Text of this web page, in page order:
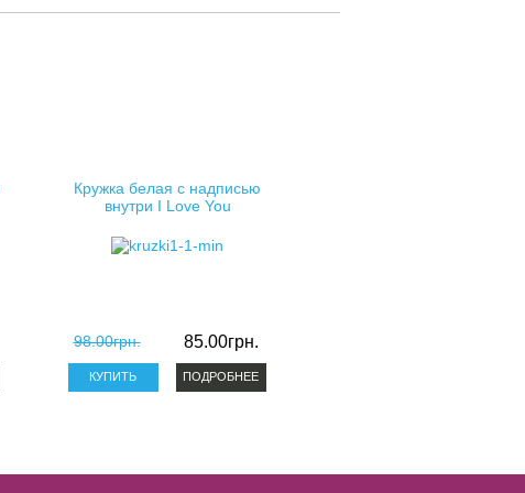
Кружка белая с надписью
внутри I Love You
98.00грн. 85.00грн.
ПОДРОБНЕЕ